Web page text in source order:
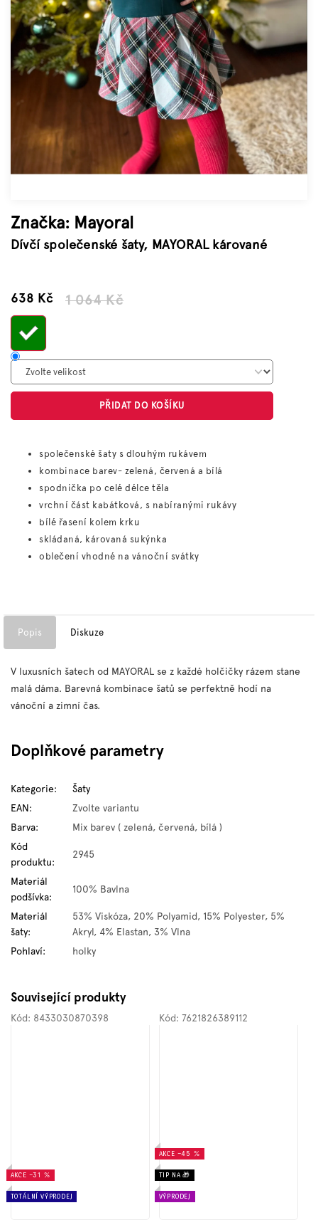
Značky
Měna
(CZK)
Značka: Mayoral
Dívčí společenské šaty, MAYORAL kárované
1 064 Kč
638 KčMěrná
PŘIDAT DO KOŠÍKU
společenské šaty s dlouhým rukávem
kombinace barev- zelená, červená a bílá
spodnička po celé délce těla
vrchní část kabátková, s nabíranými rukávy
bílé řasení kolem krku
skládaná, károvaná sukýnka
oblečení vhodné na vánoční svátky
Popis Diskuze
V luxusních šatech od MAYORAL se z každé holčičky rázem stane
malá dáma. Barevná kombinace šatů se perfektně hodí na
vánoční a zimní čas.
Doplňkové parametry
Kategorie:
Šaty
EAN:
Zvolte variantu
Barva:
Mix barev ( zelená, červená, bílá )
Kód
produktu:
2945
Materiál
podšívka:
100% Bavlna
Materiál
šaty:
53% Viskóza, 20% Polyamid, 15% Polyester, 5%
Akryl, 4% Elastan, 3% Vlna
Pohlaví: holky
Související produkty
AKCE –31 %
TOTÁLNÍ VÝPRODEJ
Kód: 8433030870398
AKCE –45 %
TIP NA 🎁
VÝPRODEJ
Kód: 7621826389112